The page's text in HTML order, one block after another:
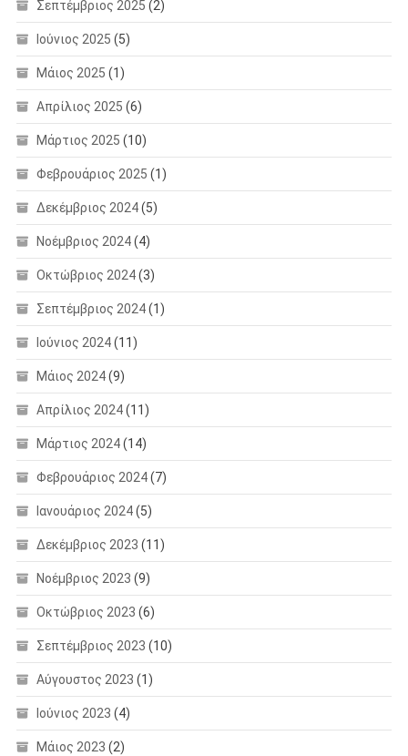
Σεπτέμβριος 2025 (2)
Ιούνιος 2025 (5)
Μάιος 2025 (1)
Απρίλιος 2025 (6)
Μάρτιος 2025 (10)
Φεβρουάριος 2025 (1)
Δεκέμβριος 2024(5)
Νοέμβριος 2024(4)
Οκτώβριος 2024(3)
Σεπτέμβριος 2024(1)
Ιούνιος 2024(11)
Μάιος 2024(9)
Απρίλιος 2024(11)
Μάρτιος 2024(14)
Φεβρουάριος 2024(7)
Ιανουάριος 2024(5)
Δεκέμβριος 2023 (11)
Νοέμβριος 2023 (9)
Οκτώβριος 2023 (6)
Σεπτέμβριος 2023 (10)
Αύγουστος 2023 (1)
Ιούνιος 2023 (4)
Μάιος 2023 (2)